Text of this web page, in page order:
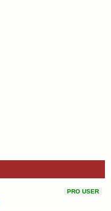
PRO USER